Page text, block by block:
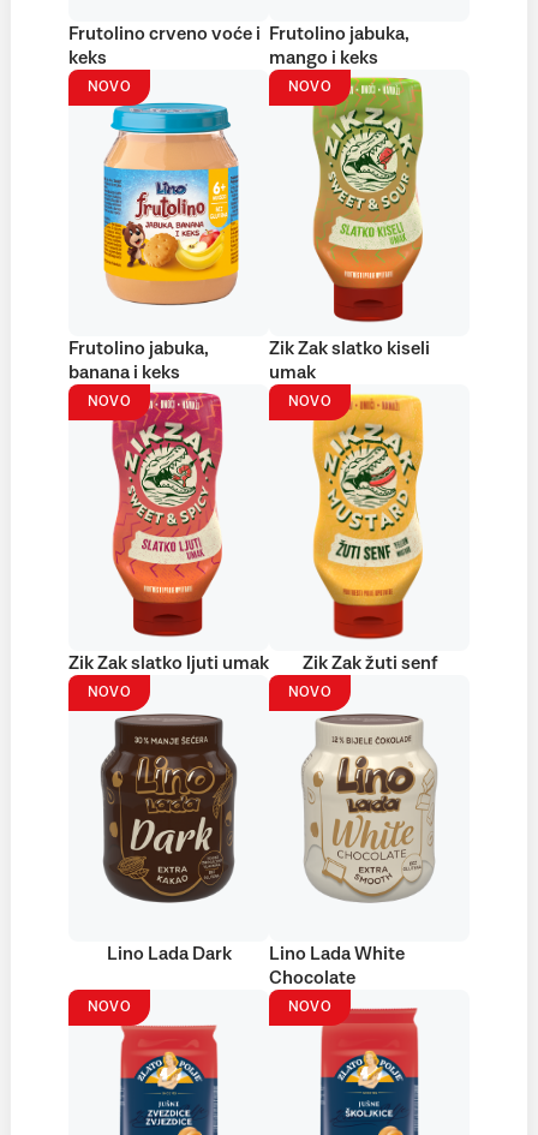
Frutolino crveno voće i
keks
Frutolino jabuka,
mango i keks
NOVO
Frutolino jabuka,
banana i keks
NOVO
Zik Zak slatko kiseli
umak
NOVO
Zik Zak slatko ljuti umak
NOVO
Zik Zak žuti senf
NOVO
Lino Lada Dark
NOVO
Lino Lada White
Chocolate
NOVO NOVO